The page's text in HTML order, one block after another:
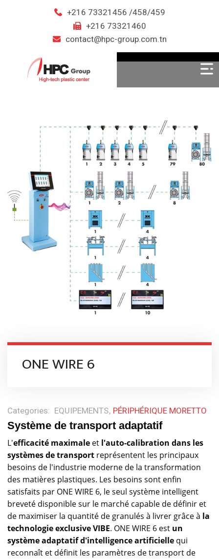
+216 73321456 /458/459
+216 73321460
contact@hpc-group.com.tn
ONE WIRE 6
Categories: EQUIPEMENTS PÉRIPHÉRIQUE MORETTO
Système de transport adaptatif
L'efficacité maximale et l'auto-calibration dans les
systèmes de transport représentent les principaux
besoins de l'industrie moderne de la transformation
des matières plastiques. Les besoins sont enfin
satisfaits par ONE WIRE 6, le seul système intelligent
breveté disponible sur le marché capable de définir et
de maximiser la quantité de granulés à livrer grâce à la
technologie exclusive VIBE. ONE WIRE 6 est un
système adaptatif d'intelligence artificielle qui
reconnaît et définit les paramètres de transport de